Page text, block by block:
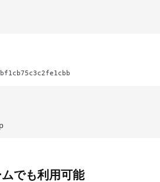
でも利用可能